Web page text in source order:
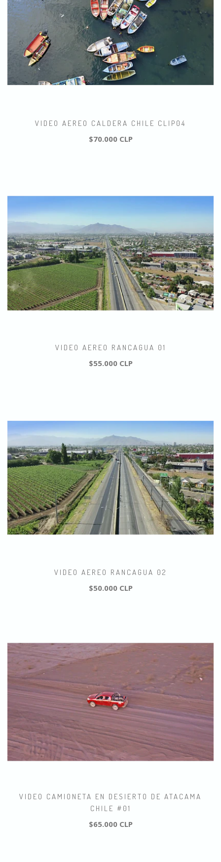
VIDEO AEREO CALDERA CHILE CLIP04
$70.000 CLP
VIDEO AEREO RANCAGUA 01
$55.000 CLP
VIDEO AEREO RANCAGUA 02
$50.000 CLP
VIDEO CAMIONETA EN DESIERTO DE ATACAMA
CHILE #01
$65.000 CLP